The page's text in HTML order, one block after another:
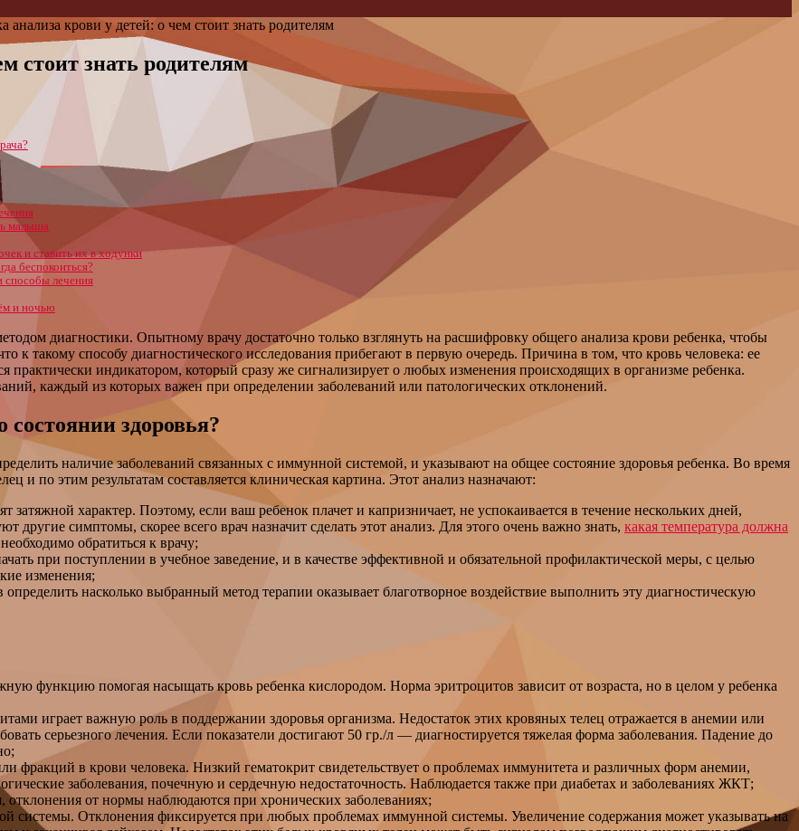
анализа крови у детей: о чем стоит знать родителям
стоит знать родителям
малыша
и ставить их в ходунки
беспокоиться?
способы лечения
и ночью
диагностики. Опытному врачу достаточно только взглянуть на расшифровку общего анализа крови ребенка, чтобы
такому способу диагностического исследования прибегают в первую очередь. Причина в том, что кровь человека: ее
практически индикатором, который сразу же сигнализирует о любых изменения происходящих в организме ребенка.
каждый из которых важен при определении заболеваний или патологических отклонений.
здоровья?
наличие заболеваний связанных с иммунной системой, и указывают на общее состояние здоровья ребенка. Во время
и по этим результатам составляется клиническая картина. Этот анализ назначают:
характер. Поэтому, если ваш ребенок плачет и капризничает, не успокаивается в течение нескольких дней,
симптомы, скорее всего врач назначит сделать этот анализ. Для этого очень важно знать, какая температура должна
обратиться к врачу;
при поступлении в учебное заведение, и в качестве эффективной и обязательной профилактической меры, с целью
изменения;
насколько выбранный метод терапии оказывает благотворное воздействие выполнить эту диагностическую
функцию помогая насыщать кровь ребенка кислородом. Норма эритроцитов зависит от возраста, но в целом у ребенка
играет важную роль в поддержании здоровья организма. Недостаток этих кровяных телец отражается в анемии или
серьезного лечения. Если показатели достигают 50 гр./л — диагностируется тяжелая форма заболевания. Падение до
фракций в крови человека. Низкий гематокрит свидетельствует о проблемах иммунитета и различных форм анемии,
заболевания, почечную и сердечную недостаточность. Наблюдается также при диабетах и заболеваниях ЖКТ;
отклонения от нормы наблюдаются при хронических заболеваниях;
системы. Отклонения фиксируется при любых проблемах иммунной системы. Увеличение содержания может указывать на